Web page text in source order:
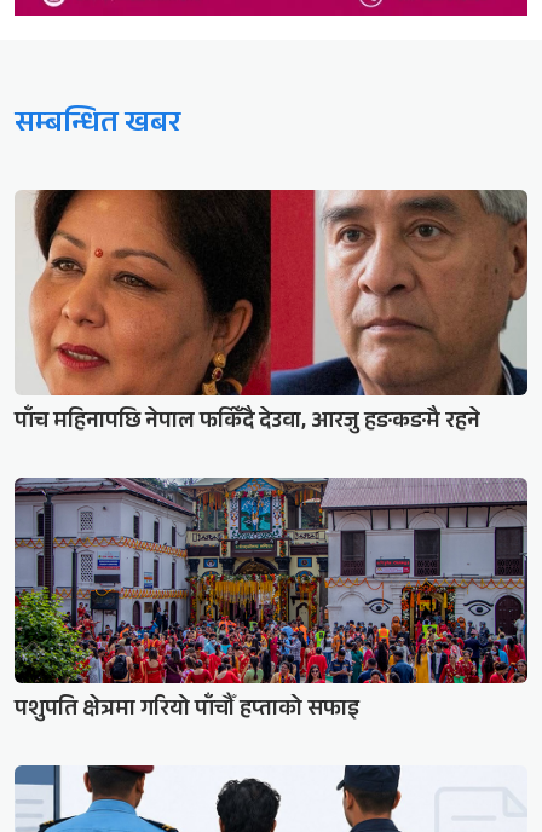
सम्बन्धित खबर
पाँच महिनापछि नेपाल फर्किँदै देउवा, आरजु हङकङमै रहने
पशुपति क्षेत्रमा गरियो पाँचौँ हप्ताको सफाइ